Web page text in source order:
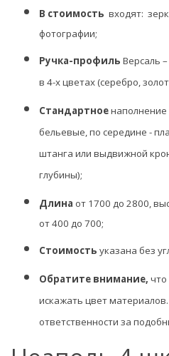
В стоимость входят:
фотографии;
Ручка-профиль Версаль
в 4-х цветах (серебро,
Стандартноенаполнение
бельевые, по середине -
штанга или выдвижной
глубины);
Длина от 1700 до 2800,
от 400 до 700;
Стоимость указана без
Обратите внимание,
искажать цвет
ответственности за